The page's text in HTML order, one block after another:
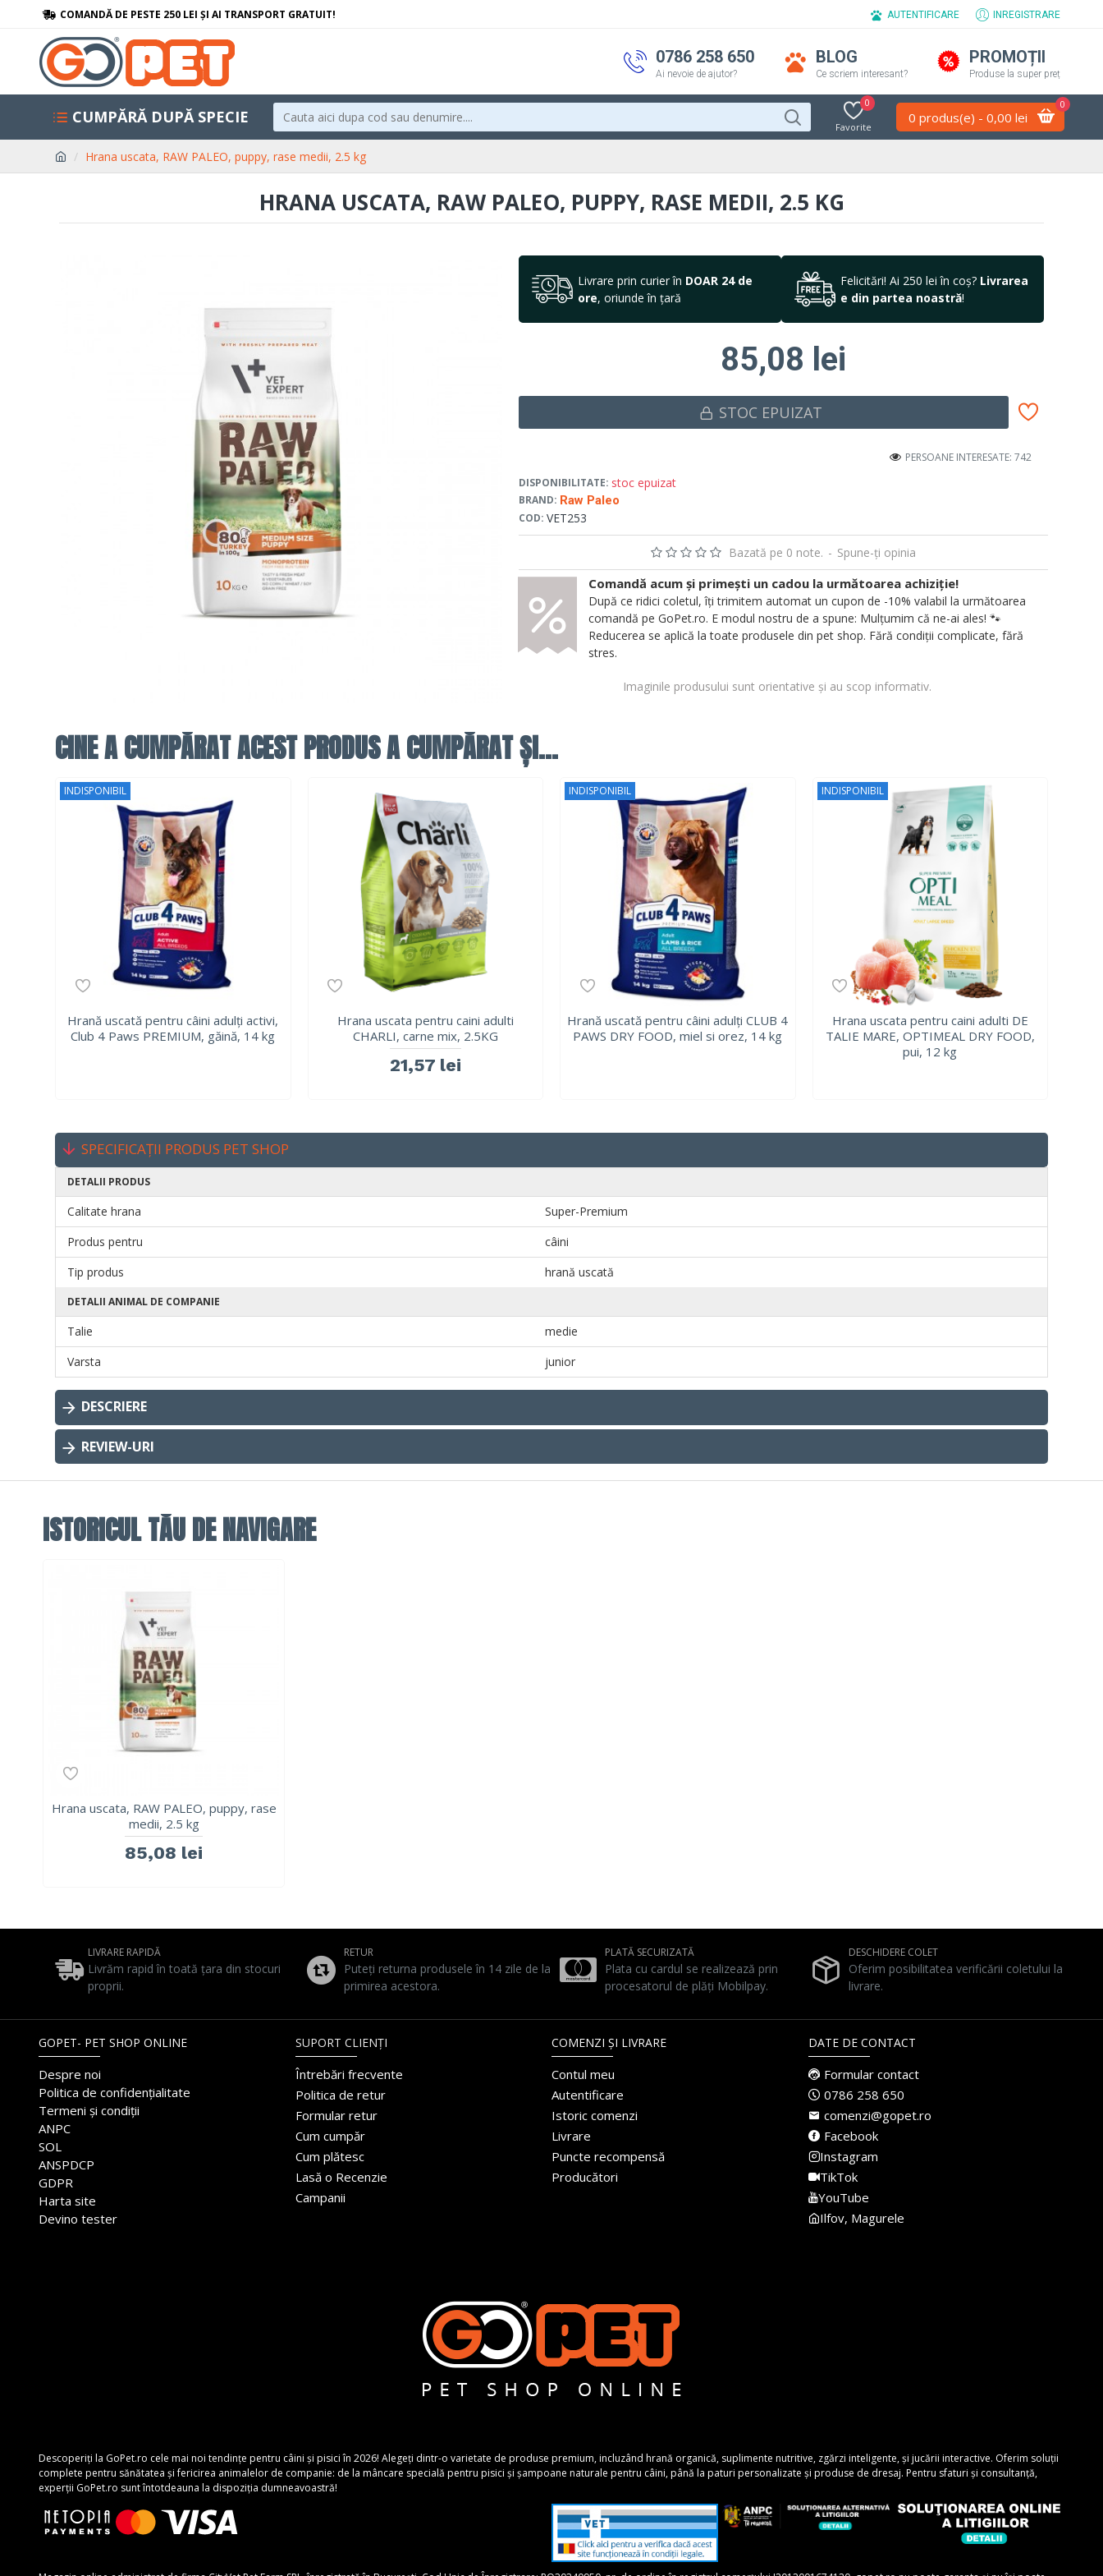
COMANDĂ DE PESTE 250 LEI ȘI AI TRANSPORT GRATUIT! AUTENTIFICARE INREGISTRARE
0786 258 650
Ai nevoie de ajutor?
BLOG
Ce scriem interesant?
PROMOȚII
Produse la super preț
CUMPĂRĂ DUPĂ SPECIE
Favorite
0
0 produs(e) - 0,00 lei
0
Hrana uscata, RAW PALEO, puppy, rase medii, 2.5 kg
HRANA USCATA, RAW PALEO, PUPPY, RASE MEDII, 2.5 KG
Livrare prin curier în DOAR 24 de
ore, oriunde în țară
Felicitări! Ai 250 lei în coș? Livrarea
e din partea noastră!
DISPONIBILITATE: stoc epuizat
BRAND: Raw Paleo
COD: VET253
PERSOANE INTERESATE: 742
Bazată pe 0 note. - Spune-ţi opinia
85,08 lei
STOC EPUIZAT
Imaginile produsului sunt orientative și au scop informativ.
Comandă acum și primești un cadou la următoarea achiziție!
După ce ridici coletul, îți trimitem automat un cupon de -10% valabil la următoarea
comandă pe GoPet.ro. E modul nostru de a spune: Mulțumim că ne-ai ales! 🐾
Reducerea se aplică la toate produsele din pet shop. Fără condiții complicate, fără
stres.
CINE A CUMPĂRAT ACEST PRODUS A CUMPĂRAT ȘI...
INDISPONIBIL
Hrană uscată pentru câini adulți activi,
Club 4 Paws PREMIUM, găină, 14 kg
Hrana uscata pentru caini adulti
CHARLI, carne mix, 2.5KG
21,57 lei
INDISPONIBIL
Hrană uscată pentru câini adulți CLUB 4
PAWS DRY FOOD, miel si orez, 14 kg
INDISPONIBIL
Hrana uscata pentru caini adulti DE
TALIE MARE, OPTIMEAL DRY FOOD,
pui, 12 kg
SPECIFICAȚII PRODUS PET SHOP
DETALII PRODUS
Calitate hrana
Super-Premium
Produs pentru
câini
Tip produs
hrană uscată
DETALII ANIMAL DE COMPANIE
Talie
medie
Varsta
junior
DESCRIERE
REVIEW-URI
ISTORICUL TĂU DE NAVIGARE
Hrana uscata, RAW PALEO, puppy, rase
medii, 2.5 kg
85,08 lei
LIVRARE RAPIDĂ
Livrăm rapid în toată țara din stocuri
proprii.
RETUR
Puteți returna produsele în 14 zile de la
primirea acestora.
PLATĂ SECURIZATĂ
Plata cu cardul se realizează prin
procesatorul de plăți Mobilpay.
DESCHIDERE COLET
Oferim posibilitatea verificării coletului la
livrare.
GOPET- PET SHOP ONLINE
Despre noi
Politica de confidențialitate
Termeni și condiții
ANPC
SOL
ANSPDCP
GDPR
Harta site
Devino tester
SUPORT CLIENȚI
Întrebări frecvente
Politica de retur
Formular retur
Cum cumpăr
Cum plătesc
Lasă o Recenzie
Campanii
COMENZI ȘI LIVRARE
Contul meu
Autentificare
Istoric comenzi
Livrare
Puncte recompensă
Producători
DATE DE CONTACT
Formular contact
0786 258 650
comenzi@gopet.ro
Facebook
Instagram
TikTok
YouTube
Ilfov, Magurele
Descoperiți la GoPet.ro cele mai noi tendințe pentru câini și pisici în 2026! Alegeți dintr-o varietate de produse premium, incluzând hrană organică, suplimente nutritive, zgărzi inteligente, și jucării interactive. Oferim soluții
complete pentru sănătatea și fericirea animalelor de companie: de la mâncare specială pentru pisici și șampoane naturale pentru câini, până la paturi personalizate și produse de dresaj. Pentru sfaturi și consultanță,
experții GoPet.ro sunt întotdeauna la dispoziția dumneavoastră!